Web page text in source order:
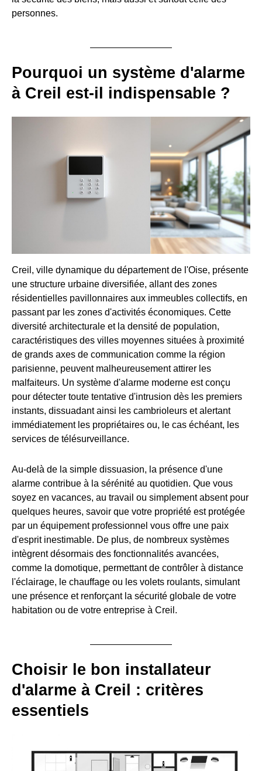
personnes.
Pourquoi un système d'alarme
à Creil est-il indispensable ?
Creil, ville dynamique du département de l'Oise, présente
une structure urbaine diversifiée, allant des zones
résidentielles pavillonnaires aux immeubles collectifs, en
passant par les zones d'activités économiques. Cette
diversité architecturale et la densité de population,
caractéristiques des villes moyennes situées à proximité
de grands axes de communication comme la région
parisienne, peuvent malheureusement attirer les
malfaiteurs. Un système d'alarme moderne est conçu
pour détecter toute tentative d'intrusion dès les premiers
instants, dissuadant ainsi les cambrioleurs et alertant
immédiatement les propriétaires ou, le cas échéant, les
services de télésurveillance.
Au-delà de la simple dissuasion, la présence d'une
alarme contribue à la sérénité au quotidien. Que vous
soyez en vacances, au travail ou simplement absent pour
quelques heures, savoir que votre propriété est protégée
par un équipement professionnel vous offre une paix
d'esprit inestimable. De plus, de nombreux systèmes
intègrent désormais des fonctionnalités avancées,
comme la domotique, permettant de contrôler à distance
l'éclairage, le chauffage ou les volets roulants, simulant
une présence et renforçant la sécurité globale de votre
habitation ou de votre entreprise à Creil.
Choisir le bon installateur
d'alarme à Creil : critères
essentiels